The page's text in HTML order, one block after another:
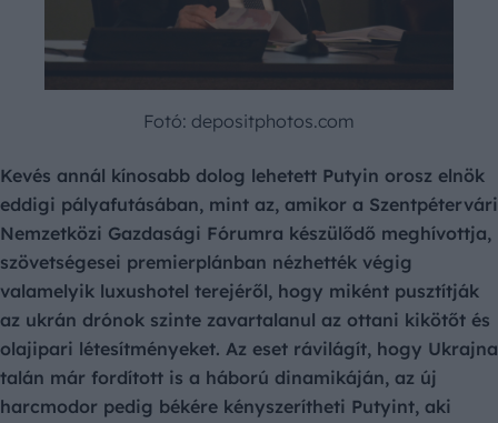
Fotó: depositphotos.com
Kevés annál kínosabb dolog lehetett Putyin orosz elnök
eddigi pályafutásában, mint az, amikor a Szentpétervári
Nemzetközi Gazdasági Fórumra készülődő meghívottja,
szövetségesei premierplánban nézhették végig
valamelyik luxushotel terejéről, hogy miként pusztítják
az ukrán drónok szinte zavartalanul az ottani kikötőt és
olajipari létesítményeket. Az eset rávilágít, hogy Ukrajna
talán már fordított is a háború dinamikáján, az új
harcmodor pedig békére kényszerítheti Putyint, aki